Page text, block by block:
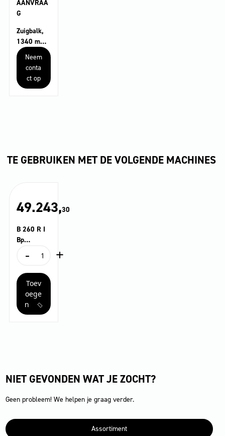
AANVRAA
G
Zuigbalk,
1340 mm,
parabolisc
Neem
conta
ct op
TE GEBRUIKEN MET DE VOLGENDE MACHINES
49.243,30
B 260 R I
Bp
0+DOSE+S
-
B
R
Bp
Pack+R120+DOSE+SB
+
Toev
oege
n
NIET GEVONDEN WAT JE ZOCHT?
Geen probleem! We helpen je graag verder.
Assortiment